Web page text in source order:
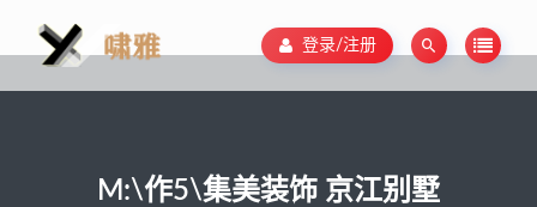
登录/注册
M:\作5\集美装饰 京江别墅